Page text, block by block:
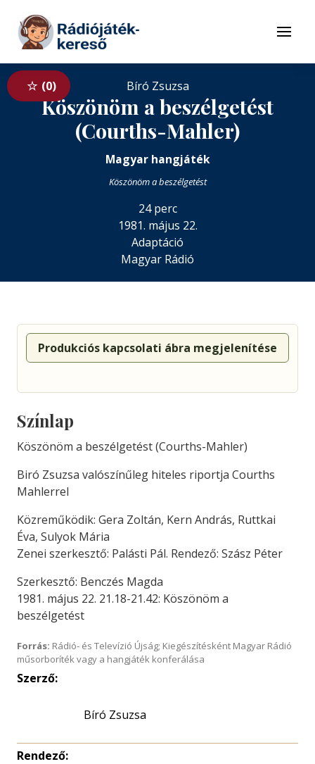
Tovább a tartalomhoz
Menü
0 Bíró Zsuzsa
Köszönöm a beszélgetést
(Courths-Mahler)
Magyar hangjáték
Köszönöm a beszélgetést
24 perc
1981. május 22.
Adaptáció
Magyar Rádió
Produkciós kapcsolati ábra megjelenítése
Színlap
Köszönöm a beszélgetést (Courths-Mahler)
Biró Zsuzsa valószínűleg hiteles riportja Courths
Mahlerrel
Közreműködik: Gera Zoltán, Kern András, Ruttkai
Éva, Sulyok Mária
Zenei szerkesztő: Palásti Pál. Rendező: Szász Péter
Szerkesztő: Benczés Magda
1981. május 22. 21.18-21.42: Köszönöm a
beszélgetést
Forrás: Rádió- és Televízió Újság; Kiegészítésként Magyar Rádió
műsorboríték vagy a hangjáték konferálása
Szerző:
Bíró Zsuzsa
Rendező: